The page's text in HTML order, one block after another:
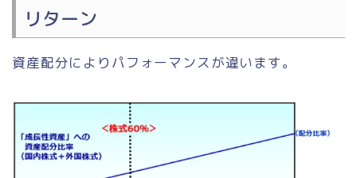
リターン
資産配分によりパフォーマンスが違います。